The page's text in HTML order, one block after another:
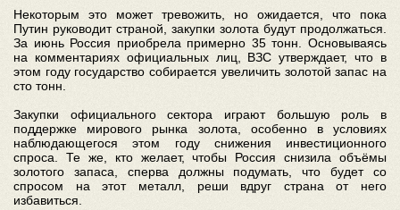
Некоторым это может тревожить, но ожидается, что пока
Путин руководит страной, закупки золота будут продолжаться.
За июнь Россия приобрела примерно 35 тонн. Основываясь
на комментариях официальных лиц, ВЗС утверждает, что в
этом году государство собирается увеличить золотой запас на
сто тонн.
Закупки официального сектора играют большую роль в
поддержке мирового рынка золота, особенно в условиях
наблюдающегося этом году снижения инвестиционного
спроса. Те же, кто желает, чтобы Россия снизила объёмы
золотого запаса, сперва должны подумать, что будет со
спросом на этот металл, реши вдруг страна от него
избавиться.